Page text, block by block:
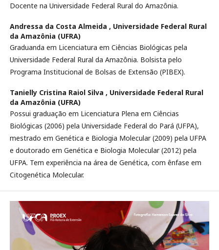
Docente na Universidade Federal Rural do Amazônia.
Andressa da Costa Almeida , Universidade Federal Rural
da Amazônia (UFRA)
Graduanda em Licenciatura em Ciências Biológicas pela
Universidade Federal Rural da Amazônia. Bolsista pelo
Programa Institucional de Bolsas de Extensão (PIBEX).
Tanielly Cristina Raiol Silva , Universidade Federal Rural
da Amazônia (UFRA)
Possui graduação em Licenciatura Plena em Ciências
Biológicas (2006) pela Universidade Federal do Pará (UFPA),
mestrado em Genética e Biologia Molecular (2009) pela UFPA
e doutorado em Genética e Biologia Molecular (2012) pela
UFPA. Tem experiência na área de Genética, com ênfase em
Citogenética Molecular.